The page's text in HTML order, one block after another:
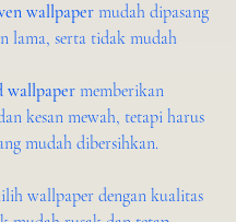
wallpaper mudah dipasang
lama, serta tidak mudah
wallpaper memberikan
kesan mewah, tetapi harus
mudah dibersihkan.
wallpaper dengan kualitas